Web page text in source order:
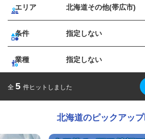
エリア 北海道その他(帯広市)
条件 指定しない
業種 指定しない
全 5 件ヒットしました
北海道のピックアッ